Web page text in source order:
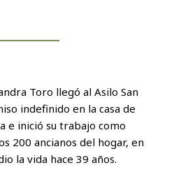
Toro llegó al Asilo San
indefinido en la casa de
e inició su trabajo como
200 ancianos del hogar, en
la vida hace 39 años.